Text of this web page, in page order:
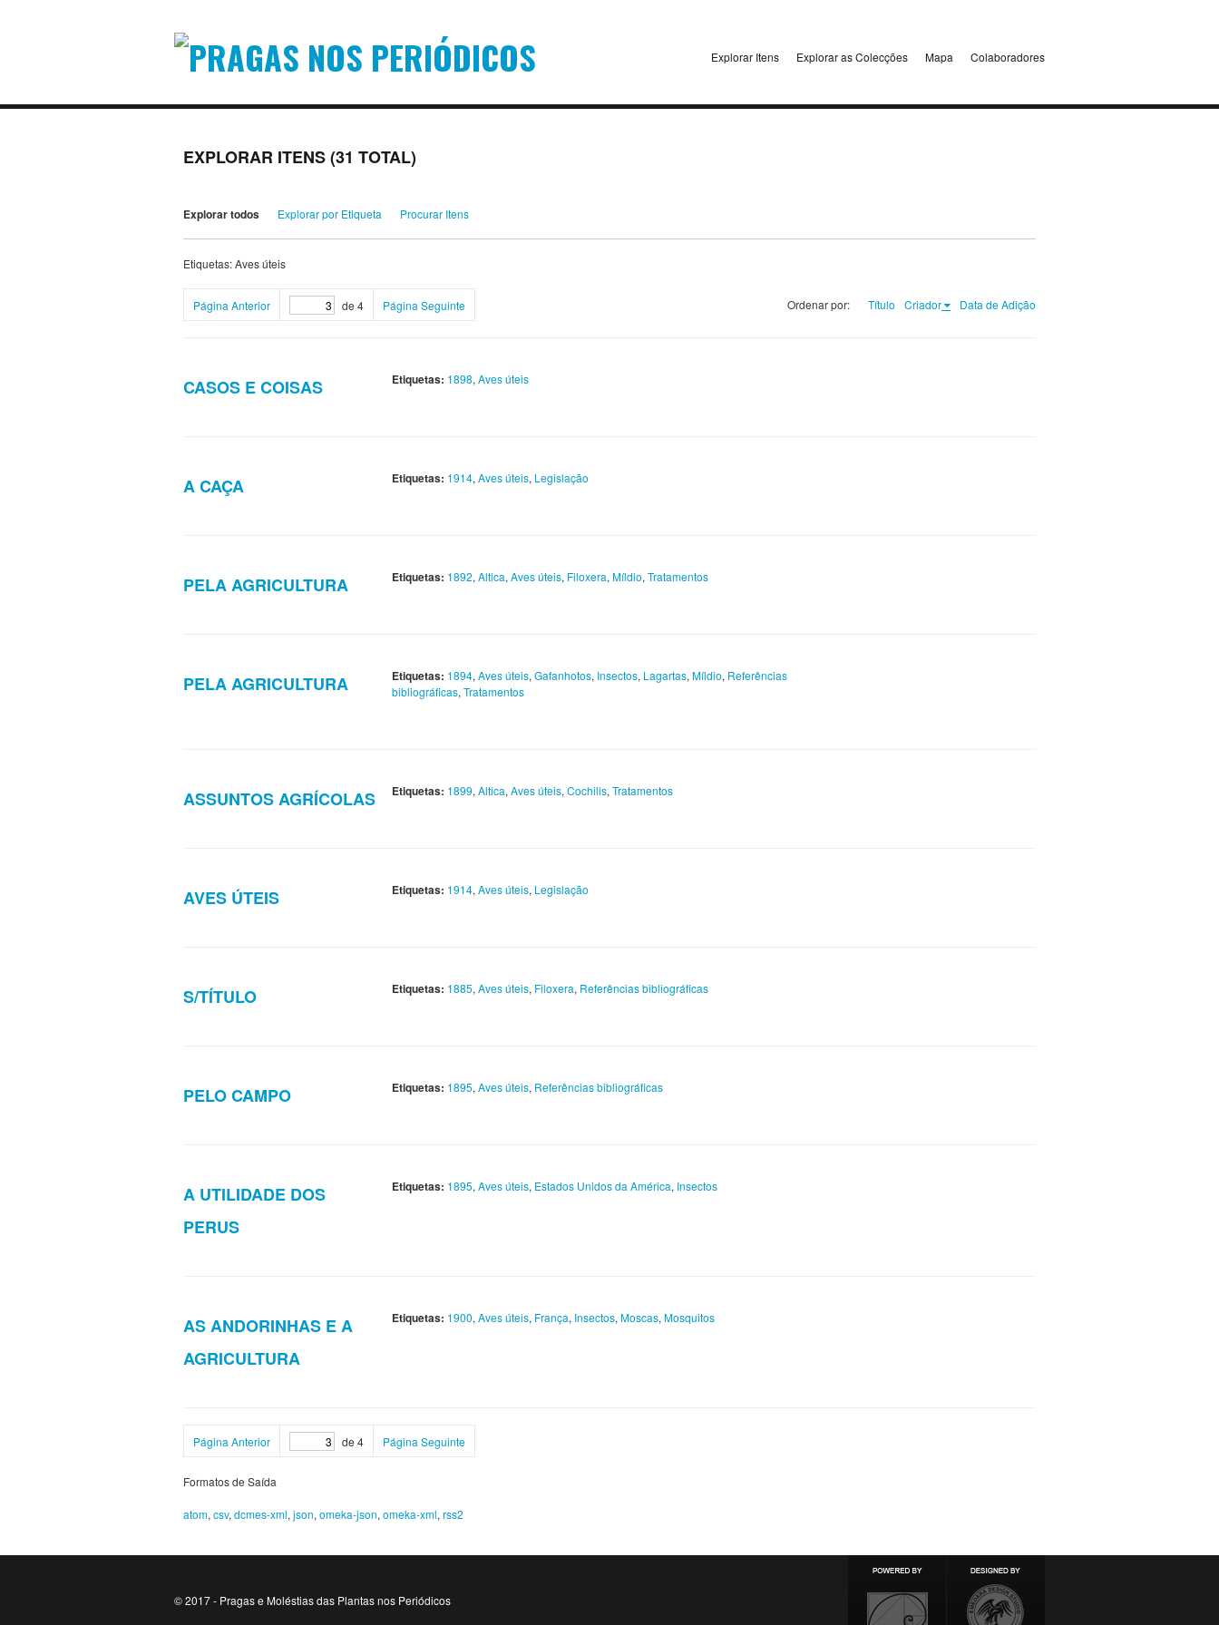
Explorar Itens Explorar as Colecções Mapa Colaboradores
EXPLORAR ITENS (31 TOTAL)
Explorar todos Explorar por Etiqueta Procurar Itens
Etiquetas: Aves úteis
Página Anterior de 4 Página Seguinte Ordenar por: Título Criador Data de Adição
CASOS E COISAS Etiquetas: 1898, Aves úteis
A CAÇA Etiquetas: 1914, Aves úteis, Legislação
PELA AGRICULTURA Etiquetas: 1892, Altica, Aves úteis, Filoxera, Míldio, Tratamentos
PELA AGRICULTURA Etiquetas: 1894, Aves úteis, Gafanhotos, Insectos, Lagartas, Míldio, Referências
bibliográficas, Tratamentos
ASSUNTOS AGRÍCOLAS Etiquetas: 1899, Altica, Aves úteis, Cochilis, Tratamentos
AVES ÚTEIS Etiquetas: 1914, Aves úteis, Legislação
S/TÍTULO Etiquetas: 1885, Aves úteis, Filoxera, Referências bibliográficas
PELO CAMPO Etiquetas: 1895, Aves úteis, Referências bibliográficas
A UTILIDADE DOS
PERUS
Etiquetas: 1895, Aves úteis, Estados Unidos da América, Insectos
AS ANDORINHAS E A
AGRICULTURA
Etiquetas: 1900, Aves úteis, França, Insectos, Moscas, Mosquitos
Página Anterior de 4 Página Seguinte
Formatos de Saída
atom, csv, dcmes-xml, json, omeka-json, omeka-xml, rss2
© 2017 - Pragas e Moléstias das Plantas nos Periódicos